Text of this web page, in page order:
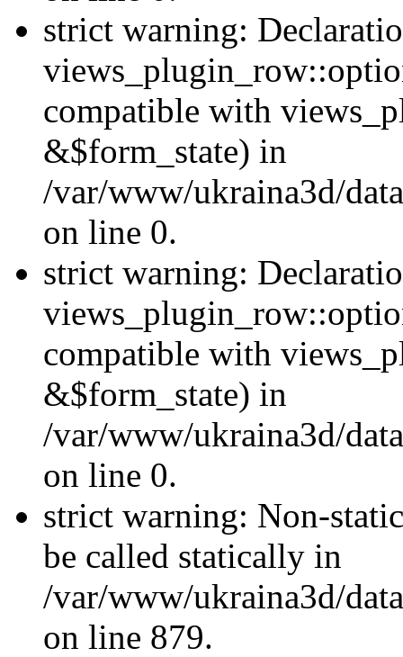
strict warning:
compatible with
&$form_state) in
/var/www/ukraina3d/
on line 0.
strict warning:
compatible with
&$form_state) in
/var/www/ukraina3d/
on line 0.
strict warning: Non-
be called statically in
/var/www/ukraina3d/
on line 879.